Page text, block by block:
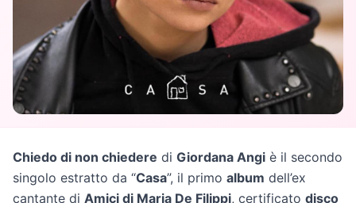
Chiedo di non chiedere di Giordana Angi è il secondo
singolo estratto da “Casa”, il primo album dell’ex
cantante di Amici di Maria De Filippi, certificato disco